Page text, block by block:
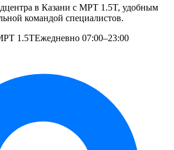
в Казани с МРТ 1.5T, удобным
командой специалистов.
1.5TЕжедневно 07:00–23:00